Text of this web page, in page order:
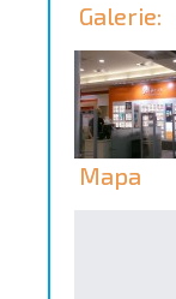
Galerie:
Mapa